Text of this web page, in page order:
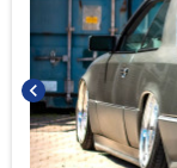
chevron_left